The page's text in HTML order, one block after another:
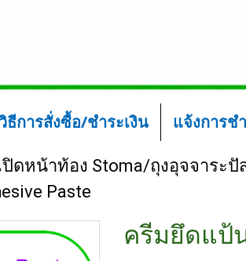
ธีการสั่งซื้อ/ชำระเงิน แจ้งการช
ดหน้าท้อง Stoma/ถุงอุจจาระปั
Paste
ครีมยึดแป้น